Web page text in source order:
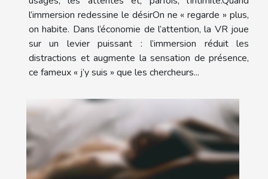
l’immersion redessine le désirOn ne « regarde » plus,
on habite. Dans l’économie de l’attention, la VR joue
sur un levier puissant : l’immersion réduit les
distractions et augmente la sensation de présence,
ce fameux « j’y suis » que les chercheurs...